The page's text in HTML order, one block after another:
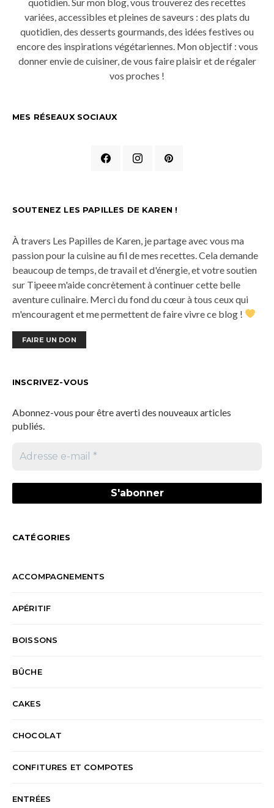
variées, accessibles et pleines de saveurs : des plats du
quotidien, des desserts gourmands, des idées festives ou
encore des inspirations végétariennes. Mon objectif : vous
donner envie de cuisiner, de vous faire plaisir et de régaler
vos proches !
MES RÉSEAUX SOCIAUX
SOUTENEZ LES PAPILLES DE KAREN !
À travers Les Papilles de Karen, je partage avec vous ma
passion pour la cuisine au fil de mes recettes. Cela demande
beaucoup de temps, de travail et d'énergie, et votre soutien
sur Tipeee m'aide concrètement à continuer cette belle
aventure culinaire. Merci du fond du cœur à tous ceux qui
m'encouragent et me permettent de faire vivre ce blog !
FAIRE UN DON
INSCRIVEZ-VOUS
Abonnez-vous pour être averti des nouveaux articles
publiés.
CATÉGORIES
ACCOMPAGNEMENTS
APÉRITIF
BOISSONS
BÛCHE
CAKES
CHOCOLAT
CONFITURES ET COMPOTES
ENTRÉES